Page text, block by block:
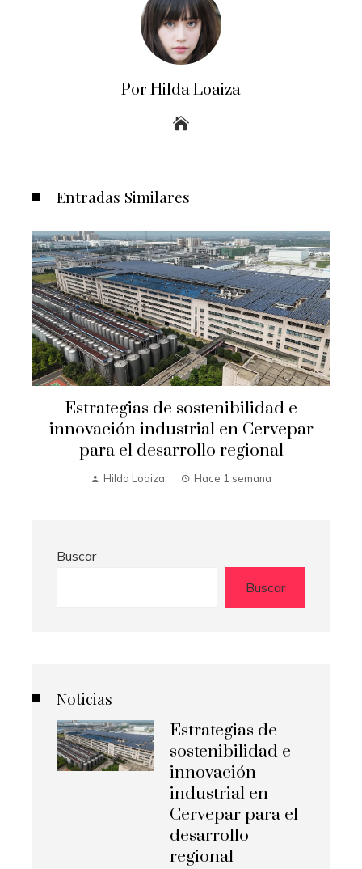
Por Hilda Loaiza
Entradas Similares
Estrategias de sostenibilidad e
innovación industrial en Cervepar
para el desarrollo regional
Hilda Loaiza Hace 1 semana
Buscar
Buscar
Noticias
Estrategias de
sostenibilidad e
innovación
industrial en
Cervepar para el
desarrollo
regional